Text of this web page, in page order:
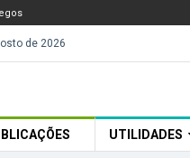
de 2026
UTILIDADES